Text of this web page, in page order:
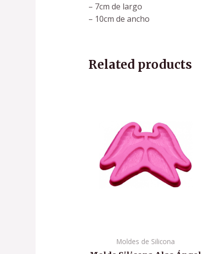
– 7cm de largo
– 10cm de ancho
Related products
Moldes de Silicona